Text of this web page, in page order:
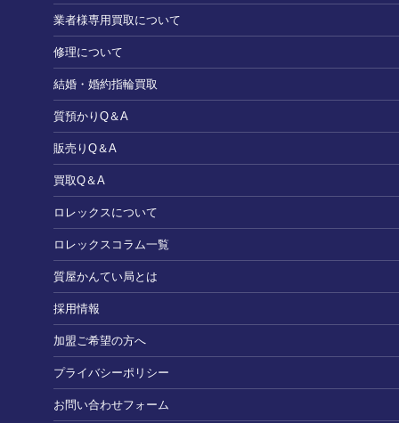
業者様専用買取について
修理について
結婚・婚約指輪買取
質預かりQ＆A
販売りQ＆A
買取Q＆A
ロレックスについて
ロレックスコラム一覧
質屋かんてい局とは
採用情報
加盟ご希望の方へ
プライバシーポリシー
お問い合わせフォーム